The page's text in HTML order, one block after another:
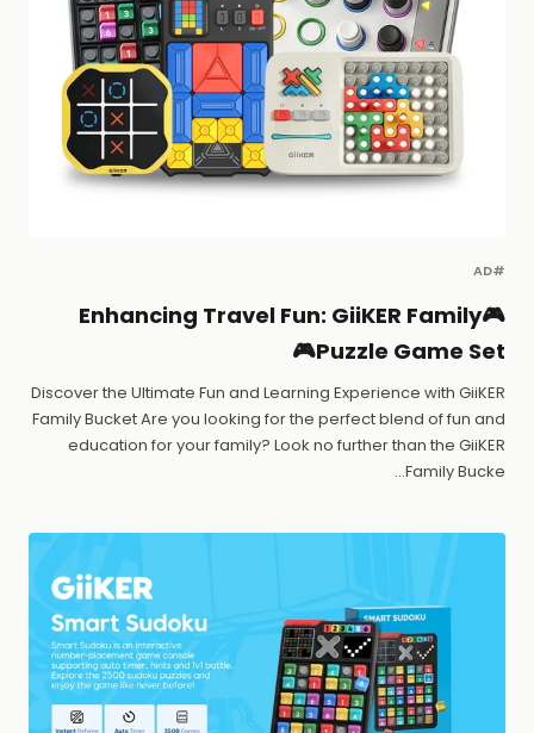
#AD
🎮Enhancing Travel Fun: GiiKER Family
Puzzle Game Set🎮
Discover the Ultimate Fun and Learning Experience with GiiKER
Family Bucket Are you looking for the perfect blend of fun and
education for your family? Look no further than the GiiKER
Family Bucke...